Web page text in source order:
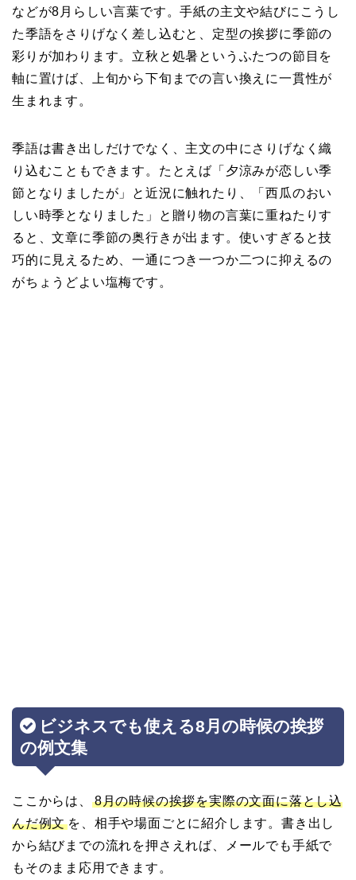
などが8月らしい言葉です。手紙の主文や結びにこうし
た季語をさりげなく差し込むと、定型の挨拶に季節の
彩りが加わります。立秋と処暑というふたつの節目を
軸に置けば、上旬から下旬までの言い換えに一貫性が
生まれます。
季語は書き出しだけでなく、主文の中にさりげなく織
り込むこともできます。たとえば「夕涼みが恋しい季
節となりましたが」と近況に触れたり、「西瓜のおい
しい時季となりました」と贈り物の言葉に重ねたりす
ると、文章に季節の奥行きが出ます。使いすぎると技
巧的に見えるため、一通につき一つか二つに抑えるの
がちょうどよい塩梅です。
ビジネスでも使える8月の時候の挨拶
の例文集
ここからは、
8月の時候の挨拶を実際の文面に落とし込
んだ例文 を、相手や場面ごとに紹介します。書き出し
から結びまでの流れを押さえれば、メールでも手紙で
もそのまま応用できます。